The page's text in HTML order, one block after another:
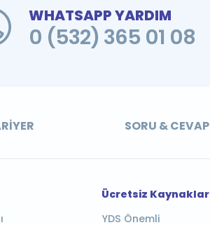
WHATSAPP YARDIM
0 (532) 365 01 08
SORU & CEVAP
Ücretsiz Kaynaklar
YDS Önemli